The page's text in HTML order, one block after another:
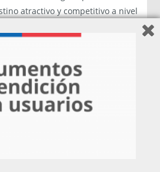
atractivo y competitivo a nivel
explicó que “este proyecto es una
cadena de acciones que hemos
la cadena comercial. Desde el
del Gobierno Regional,